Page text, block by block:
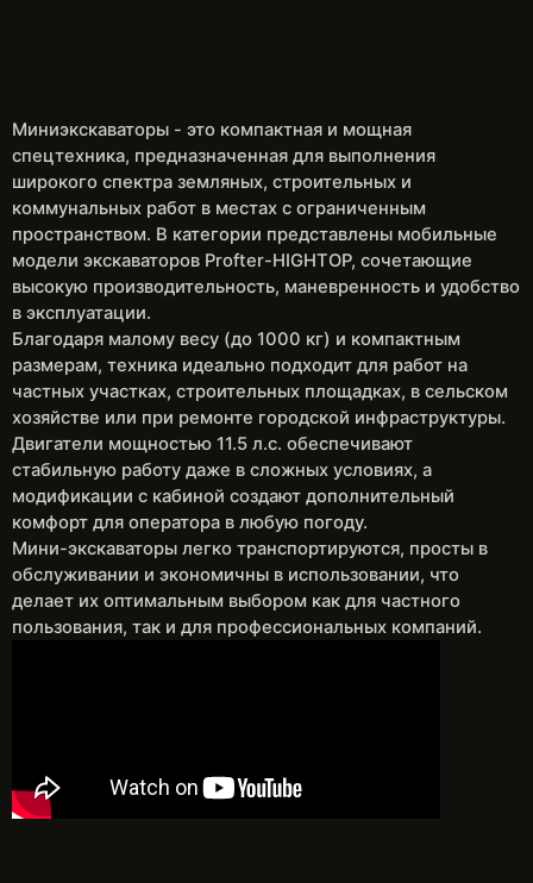
Миниэкскаваторы - это компактная и мощная
спецтехника, предназначенная для выполнения
широкого спектра земляных, строительных и
коммунальных работ в местах с ограниченным
пространством. В категории представлены мобильные
модели экскаваторов Profter-HIGHTOP, сочетающие
высокую производительность, маневренность и удобство
в эксплуатации.
Благодаря малому весу (до 1000 кг) и компактным
размерам, техника идеально подходит для работ на
частных участках, строительных площадках, в сельском
хозяйстве или при ремонте городской инфраструктуры.
Двигатели мощностью 11.5 л.с. обеспечивают
стабильную работу даже в сложных условиях, а
модификации с кабиной создают дополнительный
комфорт для оператора в любую погоду.
Мини-экскаваторы легко транспортируются, просты в
обслуживании и экономичны в использовании, что
делает их оптимальным выбором как для частного
пользования, так и для профессиональных компаний.